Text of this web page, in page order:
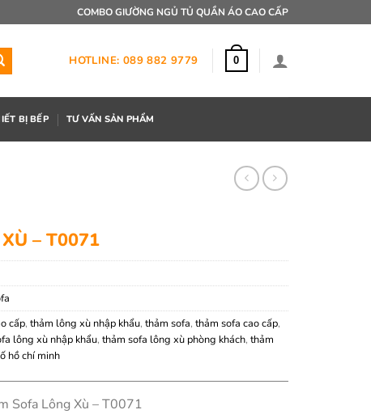
COMBO GIƯỜNG NGỦ TỦ QUẦN ÁO CAO CẤP
HOTLINE: 089 882 9779 0
BỊ BẾP TƯ VẤN SẢN PHẨM
– T0071
cấp, thảm lông xù nhập khẩu, thảm sofa, thảm sofa cao cấp,
lông xù nhập khẩu, thảm sofa lông xù phòng khách, thảm
hồ chí minh
Sofa Lông Xù – T0071